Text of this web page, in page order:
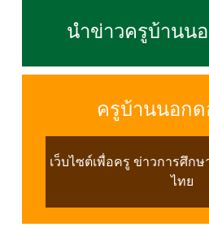
นำข่าวครูบ้านน
ครูบ้านนอก
เว็บไซต์เพื่อครู ข่าวการศึก
ไทย